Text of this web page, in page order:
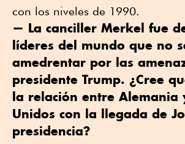
con los niveles de 1990.
— La canciller Merkel fue
líderes del mundo que no
amedrentar por las
presidente Trump. ¿Cree
la relación entre Alemania
Unidos con la llegada de
presidencia?